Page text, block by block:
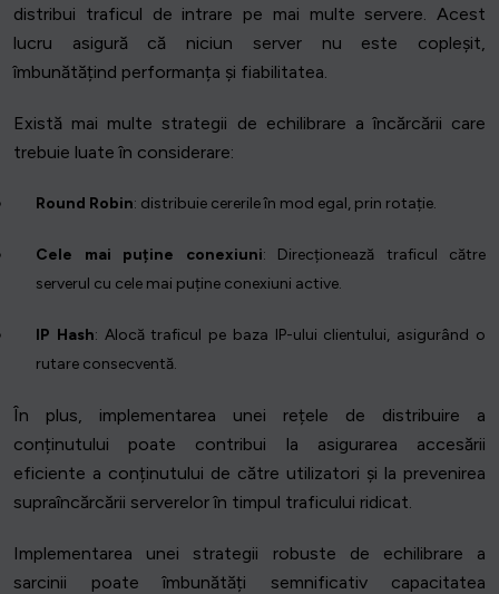
distribui traficul de intrare pe mai multe servere. Acest
lucru asigură că niciun server nu este copleșit,
îmbunătățind performanța și fiabilitatea.
Există mai multe strategii de echilibrare a încărcării care
trebuie luate în considerare:
Round Robin: distribuie cererile în mod egal, prin rotație.
Cele mai puține conexiuni: Direcționează traficul către
serverul cu cele mai puține conexiuni active.
IP Hash: Alocă traficul pe baza IP-ului clientului, asigurând o
rutare consecventă.
În plus, implementarea unei rețele de distribuire a
conținutului poate contribui la asigurarea accesării
eficiente a conținutului de către utilizatori și la prevenirea
supraîncărcării serverelor în timpul traficului ridicat.
Implementarea unei strategii robuste de echilibrare a
sarcinii poate îmbunătăți semnificativ capacitatea